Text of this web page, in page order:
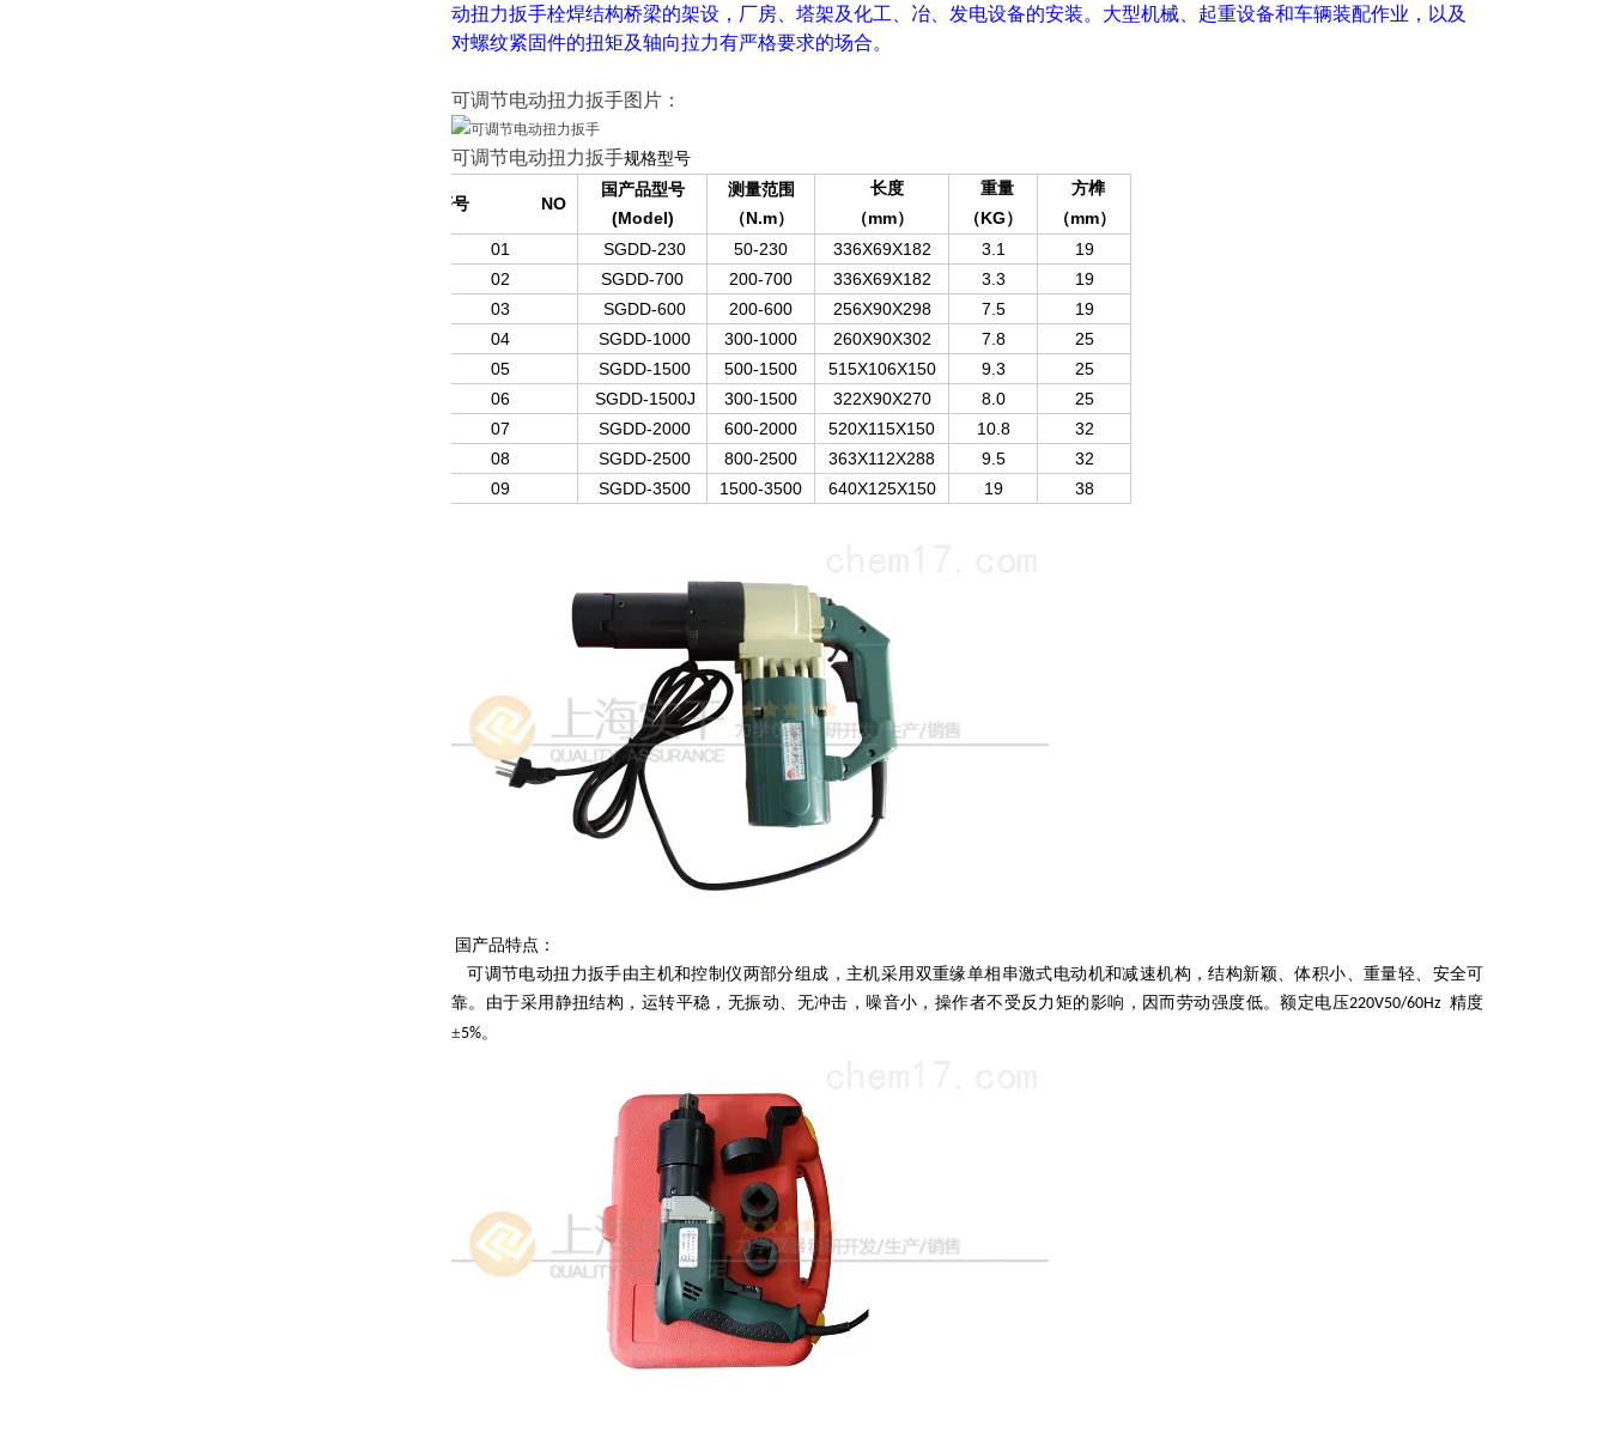
动扭力扳手栓焊结构桥梁的架设，厂房、塔架及化工、冶、发电设备的安装。大型机械、起重设备和车辆装配作业，以及
对螺纹紧固件的扭矩及轴向拉力有严格要求的场合。
可调节电动扭力扳手图片 ：
可调节电动扭力扳手规格型号
序号NO
国产品型号
(Model)
测量范围
（N.m）
长度
（mm）
重量
（KG ）
方榫
（mm）
01 SGDD-230 50-230 336X69X182 3.1
19
02
SGDD-700 200-700 336X69X182 3.3
19
03
SGDD-600 200-600 256X90X298 7.5
19
04
SGDD-1000 300-1000 260X90X302 7.8
25
05
SGDD-1500 500-1500 515X106X150 9.3
25
06
SGDD-1500J 300-1500 322X90X270 8.0
25
07
SGDD-2000 600-2000 520X115X150 10.8
32
08
SGDD-2500 800-2500 363X112X288 9.5
32
09
SGDD-3500 1500-3500 640X125X150 19 38
国产品特点：
可调节电动扭力扳手由主机和控制仪两部分组成，主机采用双重缘单相串激式电动机和减速机构，结构新颖、体积小、重量轻、安全可
靠。由于采用静扭结构，运转平稳，无振动、无冲击，噪音小，操作者不受反力矩的影响，因而劳动强度低。额定电压220V50/60Hz 精度
±5%。